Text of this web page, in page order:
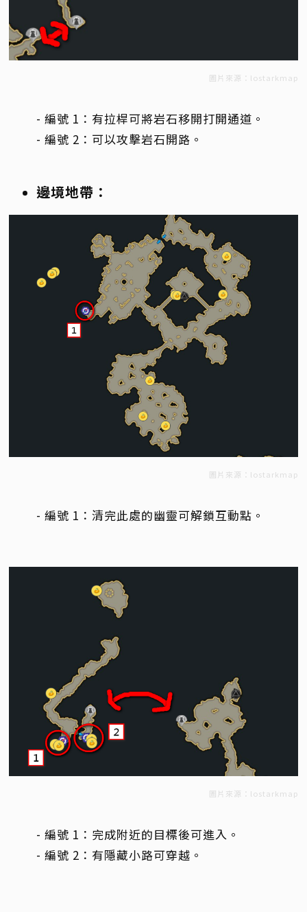
圖片來源：lostarkmap
- 編號 1：有拉桿可將岩石移開打開通道。
- 編號 2：可以攻擊岩石開路。
邊境地帶：
圖片來源：lostarkmap
- 編號 1：清完此處的幽靈可解鎖互動點。
圖片來源：lostarkmap
- 編號 1：完成附近的目標後可進入。
- 編號 2：有隱藏小路可穿越。